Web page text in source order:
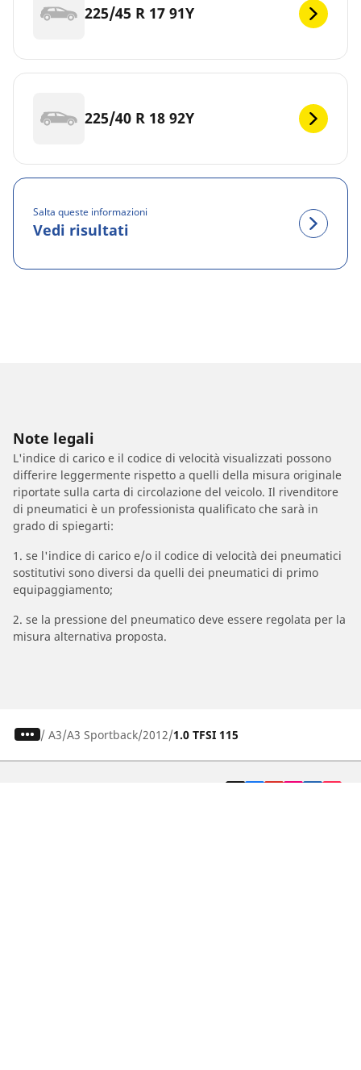
225/45 R 17 91Y
225/40 R 18 92Y
Salta queste informazioni
Vedi risultati
Note legali
L'indice di carico e il codice di velocità visualizzati possono
differire leggermente rispetto a quelli della misura originale
riportate sulla carta di circolazione del veicolo. Il rivenditore
di pneumatici è un professionista qualificato che sarà in
grado di spiegarti:
1. se l'indice di carico e/o il codice di velocità dei pneumatici
sostitutivi sono diversi da quelli dei pneumatici di primo
equipaggiamento;
2. se la pressione del pneumatico deve essere regolata per la
misura alternativa proposta.
/ A3 A3 Sportback 2012 1.0 TFSI 115